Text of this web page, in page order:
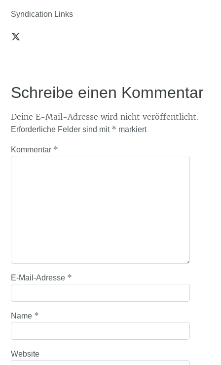
Syndication Links
Schreibe einen Kommentar
Deine E-Mail-Adresse wird nicht veröffentlicht.
Erforderliche Felder sind mit * markiert
Kommentar *
E-Mail-Adresse *
Name *
Website